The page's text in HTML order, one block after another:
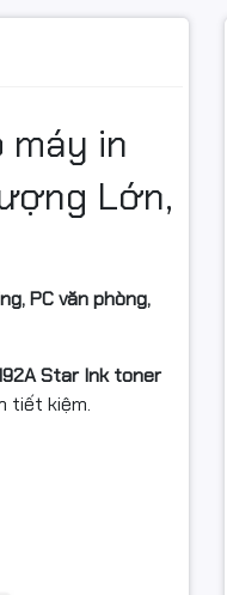
máy in
Lớn,
PC văn phòng,
Star Ink toner
tiết kiệm.